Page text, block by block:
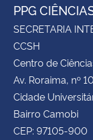
PPG
SECRETARIA
CCSH
Centro de
Av. Roraima, nº
Cidade
Bairro Camobi
CEP: 97105-900